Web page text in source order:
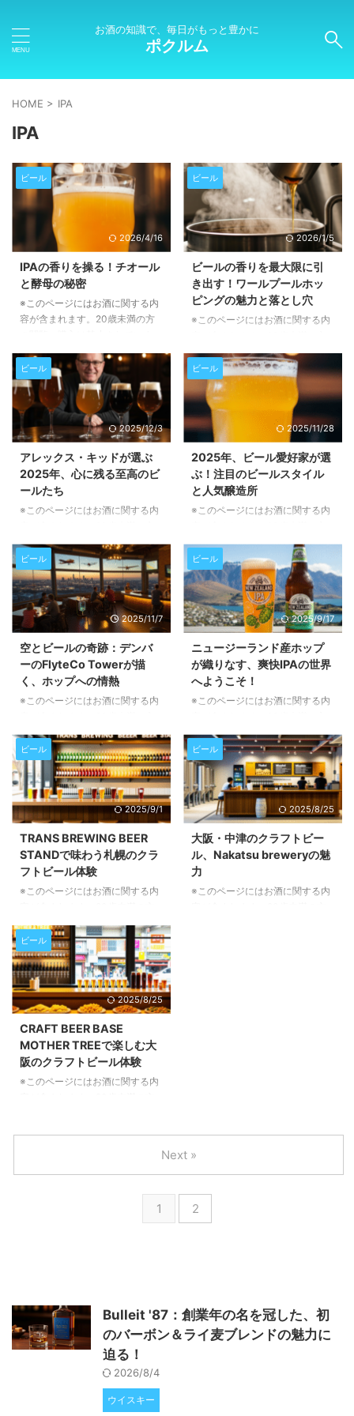
お酒の知識で、毎日がもっと豊かに
ポクルム
HOME > IPA
IPA
ビール
2026/4/16
IPAの香りを操る！チオール
と酵母の秘密
※このページにはお酒に関する内
容が含まれます。20歳未満の方
欠かせないフルーティーな香りを
最大限に引き出すための「チオー
ル高める酵母」について、その仕
組みから活用方法までを分かりや
すく解説します。チオールとは何
か、どのようにビールのアロマに
影響を与えるのか、そして最新の
酵母技術がどのように活用されて
いるのかを知ることで、より一層
ビール醸造の奥深さを体験できる
特にIPA（India ...
ビール
2026/1/5
ビールの香りを最大限に引
き出す！ワールプールホッ
ピングの魅力と落とし穴
※このページにはお酒に関する内
の閲覧・購入は禁止されていま
す。 ビール醸造の世界では、香
り高いビールを追求するために
様々なテクニックが用いられま
す。その中でも近年注目を集めて
いるのが「ワールプールホッピン
グ」です。この手法は、ビールの
繊細なアロマを際立たせることを
目的としていますが、その効果を
最大限に引き出すためには、いく
つかの重要なポイントを理解して
考え方から、その効果を左右する
要因、そして知っておくべき限界
につい ...
ビール
2025/12/3
アレックス・キッドが選ぶ
2025年、心に残る至高のビ
ールたち
※このページにはお酒に関する内
の閲覧・購入は禁止されていま
す。 ビール評論家として名高い
アレックス・キッド氏が、2025
年を彩った珠玉のビールたちを厳
選して紹介します。彼の鋭い洞察
とユーモアあふれる語り口で、一
杯のビールに込められた物語と感
動を紐解いていきましょう。伝統
的なスタイルから革新的な一杯ま
で、彼のリストはビール愛好家に
とって必見です。 伝統と革新が
ルの世界を広げる上で重要な役割
を果たしていました。現代では ...
ビール
2025/11/28
2025年、ビール愛好家が選
ぶ！注目のビールスタイル
と人気醸造所
※このページにはお酒に関する内
の閲覧・購入は禁止されていま
す。 2025年の「Best in Beer
Readers' Choice」の結果が発表
され、ビール愛好家の間で今年最
も注目されているビールスタイル
が明らかになりました。読者の皆
様の投票によって選ばれた、醸造
して楽しい、そして飲むのがさら
に楽しいビールスタイルをご紹介
します。特に今年は、ヘイジー
IPAがピルスナーをわずか1票差で
ビールスタイルがどのようにラン
...
ビール
2025/11/7
空とビールの奇跡：デンバ
ーのFlyteCo Towerが描
く、ホップへの情熱
※このページにはお酒に関する内
の閲覧・購入は禁止されていま
す。 空を駆けるホップ：困難を
乗り越える情熱の醸造 デンバー
に拠点を置くFlyteCo Towerは、
単なるブルワリーではありませ
ん。そこには、航空への深い愛情
と、最高の一杯を追求する揺るぎ
ない情熱が息づいています。ブル
ワリーの共同創設者であり社長で
もあるエリック・セラニ氏は、自
身もパイロットという顔を持ち、
なIPA「Hop Is My Co-Pilot」を
醸 ...
ビール
2025/9/17
ニュージーランド産ホップ
が織りなす、爽快IPAの世界
へようこそ！
※このページにはお酒に関する内
の閲覧・購入は禁止されていま
す。 Altitude Brewingの「マウン
テンIPA」とは？ ニュージーラン
ドのクイーンズタウンに拠点を置
くAltitude Brewingが手がける
「マウンテンIPA」シリーズは、
その名の通り、雄大な自然を感じ
させるような爽快さが魅力です。
今回ご紹介する「Altitude
Outward Bound NZ IPA」は、特
にそのジューシーで豊かなアロマ
ビール
2025/9/1
TRANS BREWING BEER
STANDで味わう札幌のクラ
フトビール体験
※このページにはお酒に関する内
す。 TRANS BREWINGの誕生と
コンセプト TRANS BREWINGは
2021年に北海道札幌市豊平区の
平岸に誕生したマイクロブルワリ
ーです。名前の「TRANS」には
「突き抜ける」や「変換」という
意味が込められ、ビールを通じて
日常を変えるという思いが表れて
います。創業は2019年にさかの
ぼり、2021年4月に酒類製造免許
ビール
2025/8/25
大阪・中津のクラフトビー
ル、Nakatsu breweryの魅
力
※このページにはお酒に関する内
ビール
2025/8/25
CRAFT BEER BASE
MOTHER TREEで楽しむ大
阪のクラフトビール体験
※このページにはお酒に関する内
TREE」は、2018年に設立された
自前のマイクロブルワリーを中心
に、ボトルショップとパブが一体
となった総合施設です。1階には
15:00〜22:00、土日祝は12:00〜
22:00で、火曜が ...
1 2
Next »
Bulleit '87：創業年の名を冠した、初
のバーボン＆ライ麦ブレンドの魅力に
迫る！
2026/8/4
ウイスキー